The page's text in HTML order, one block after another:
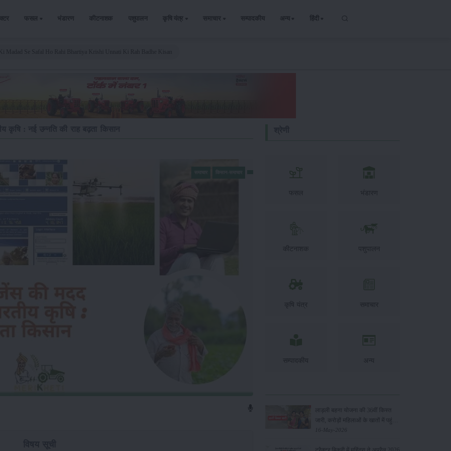
फसल भंडारण कीटनाशक पशुपालन कृषि यंत्र समाचार सम्पादकीय अन्य हिंदी
फसल भंडारण
कीटनाशक पशुपालन
कृषि यंत्र समाचार
सम्पादकीय अन्य
लाड़ली बहना योजना की 36वीं किस्त
जारी, करोड़ों महिलाओं के खातों में पहुंचे
1500 रुपये
16-May-2026